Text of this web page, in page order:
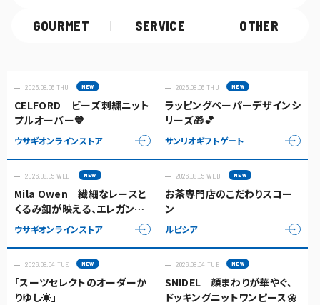
GOURMET SERVICE OTHER
2026.08.06 THU
CELFORD ビーズ刺繍ニット
プルオーバー💙
ウサギオンラインストア
2026.08.06 THU
ラッピングペーパーデザインシ
リーズ🎁💕
サンリオギフトゲート
2026.08.05 WED
Mila Owen 繊細なレースと
くるみ釦が映える、エレガント
なキャミソールトップス✨
ウサギオンラインストア
2026.08.05 WED
お茶専門店のこだわりスコー
ン
ルピシア
2026.08.04 TUE
「スーツセレクトのオーダーか
りゆし☀️」
2026.08.04 TUE
SNIDEL 顔まわりが華やぐ、
ドッキングニットワンピース🌼